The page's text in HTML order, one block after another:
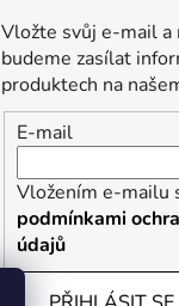
Vložte svůj e-mail a
budeme zasílat
produktech na
E-mail
Vložením e-mailu
podmínkami
údajů